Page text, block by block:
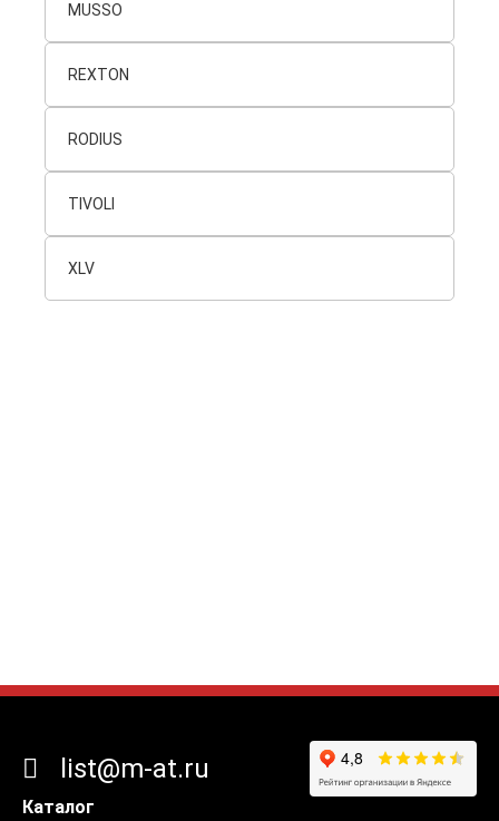
MUSSO
REXTON
RODIUS
TIVOLI
XLV
Каталог
list@m-at.ru